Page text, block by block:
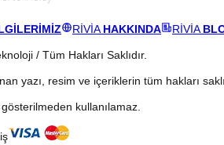
RİVİAHAKKINDA RİVİA
/ Tüm Hakları Saklıdır.
yazı, resim ve içeriklerin tüm hakları
kullanılamaz.